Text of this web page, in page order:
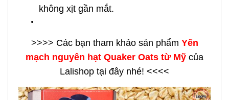
không xịt gần mắt.
>>>> Các bạn tham khảo sản phẩm Yến
mạch nguyên hạt Quaker Oats từ Mỹ của
Lalishop tại đây nhé! <<<<